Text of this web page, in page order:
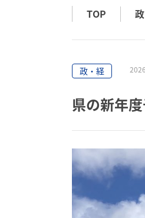
TOP
政・経
県の新年